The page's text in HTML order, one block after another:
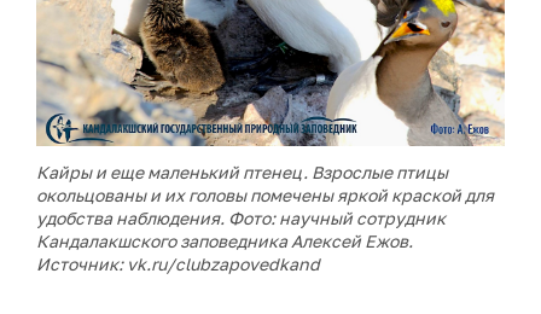
Кайры и еще маленький птенец. Взрослые птицы
окольцованы и их головы помечены яркой краской для
удобства наблюдения. Фото: научный сотрудник
Кандалакшского заповедника Алексей Ежов.
Источник: vk.ru/clubzapovedkand